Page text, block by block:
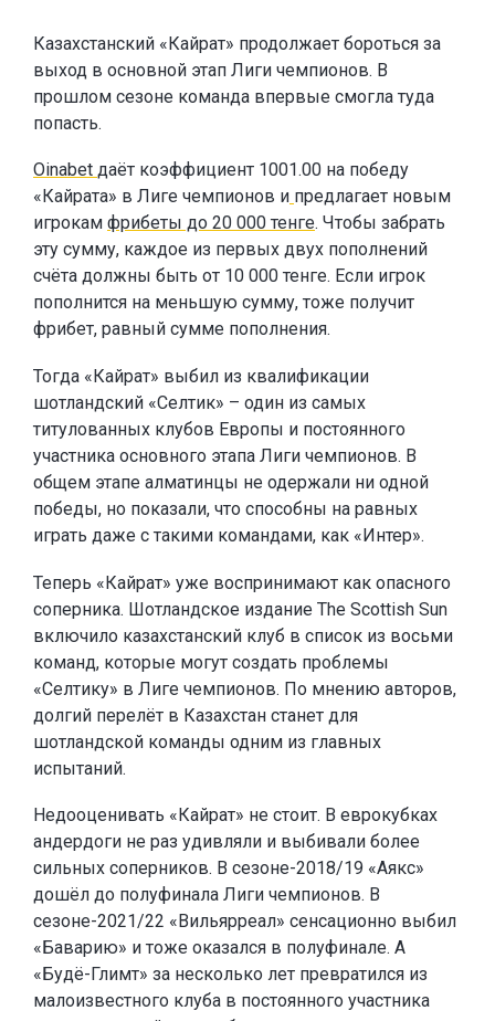
Казахстанский «Кайрат» продолжает бороться за
выход в основной этап Лиги чемпионов. В
прошлом сезоне команда впервые смогла туда
попасть.
Oinabet даёт коэффициент 1001.00 на победу
«Кайрата» в Лиге чемпионов и предлагает новым
игрокам фрибеты до 20 000 тенге. Чтобы забрать
эту сумму, каждое из первых двух пополнений
счёта должны быть от 10 000 тенге. Если игрок
пополнится на меньшую сумму, тоже получит
фрибет, равный сумме пополнения.
Тогда «Кайрат» выбил из квалификации
шотландский «Селтик» – один из самых
титулованных клубов Европы и постоянного
участника основного этапа Лиги чемпионов. В
общем этапе алматинцы не одержали ни одной
победы, но показали, что способны на равных
играть даже с такими командами, как «Интер».
Теперь «Кайрат» уже воспринимают как опасного
соперника. Шотландское издание The Scottish Sun
включило казахстанский клуб в список из восьми
команд, которые могут создать проблемы
«Селтику» в Лиге чемпионов. По мнению авторов,
долгий перелёт в Казахстан станет для
шотландской команды одним из главных
испытаний.
Недооценивать «Кайрат» не стоит. В еврокубках
андердоги не раз удивляли и выбивали более
сильных соперников. В сезоне-2018/19 «Аякс»
дошёл до полуфинала Лиги чемпионов. В
сезоне-2021/22 «Вильярреал» сенсационно выбил
«Баварию» и тоже оказался в полуфинале. А
«Будё-Глимт» за несколько лет превратился из
малоизвестного клуба в постоянного участника